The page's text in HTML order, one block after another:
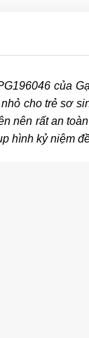
của
cho trẻ sơ
nên rất an
hình kỷ niệm